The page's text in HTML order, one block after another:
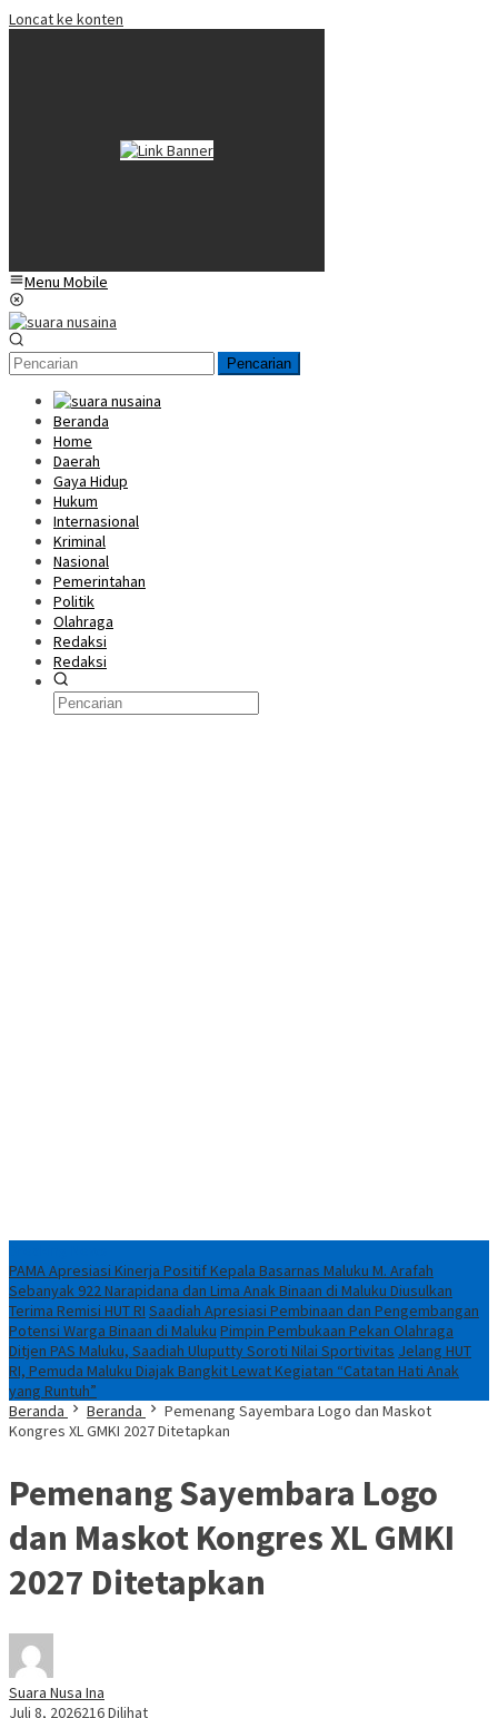
Loncat ke konten
Menu Mobile
Pencarian
Beranda
Home
Daerah
Gaya Hidup
Hukum
Internasional
Kriminal
Nasional
Pemerintahan
Politik
Olahraga
Redaksi
Redaksi
PAMA Apresiasi Kinerja Positif Kepala Basarnas Maluku M. Arafah
Sebanyak 922 Narapidana dan Lima Anak Binaan di Maluku Diusulkan
Terima Remisi HUT RI Saadiah Apresiasi Pembinaan dan Pengembangan
Potensi Warga Binaan di Maluku Pimpin Pembukaan Pekan Olahraga
Ditjen PAS Maluku, Saadiah Uluputty Soroti Nilai Sportivitas Jelang HUT
RI, Pemuda Maluku Diajak Bangkit Lewat Kegiatan “Catatan Hati Anak
yang Runtuh”
Beranda
Beranda
Pemenang Sayembara Logo dan Maskot
Kongres XL GMKI 2027 Ditetapkan
Pemenang Sayembara Logo
dan Maskot Kongres XL GMKI
2027 Ditetapkan
Suara Nusa Ina
Juli 8, 2026216 Dilihat